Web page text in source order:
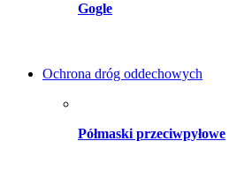
Gogle
Ochrona dróg oddechowych
Półmaski przeciwpyłowe